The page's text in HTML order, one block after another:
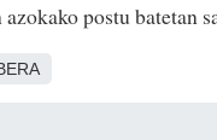
azokako postu batetan